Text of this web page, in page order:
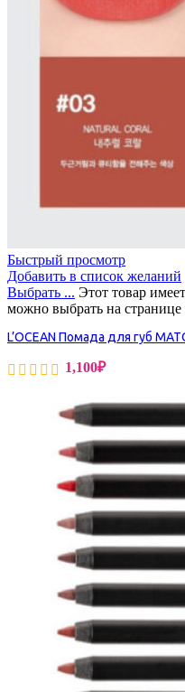
Быстрый просмотр
Добавить в список желаний
Выбрать ... Этот товар
можно выбрать на странице
L’OCEAN Помада для губ
1,100₽